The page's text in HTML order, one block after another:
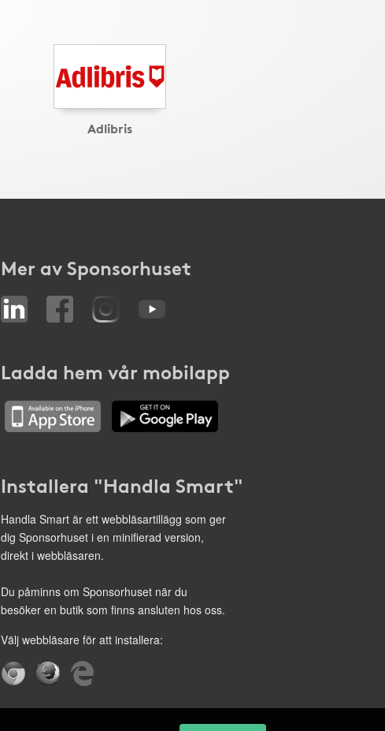
Adlibris
Mer av Sponsorhuset
Ladda hem vår mobilapp
Installera "Handla Smart"
Handla Smart är ett webbläsartillägg som ger
dig Sponsorhuset i en minifierad version,
direkt i webbläsaren.
Du påminns om Sponsorhuset när du
besöker en butik som finns ansluten hos oss.
Välj webbläsare för att installera: